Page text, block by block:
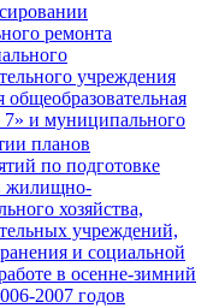
ремонта
учреждения
общеобразовательная
и муниципального
планов
по подготовке
жилищно-
хозяйства,
учреждений,
и социальной
в осенне-зимний
2007 годов